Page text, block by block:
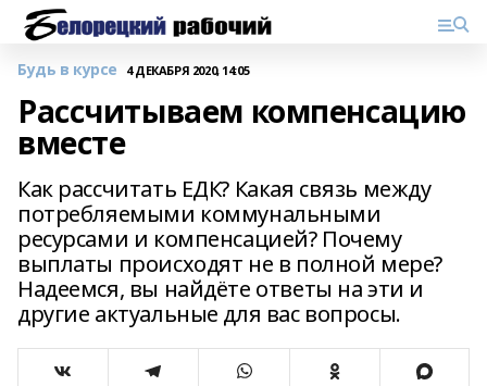
Будь в курсе 4 ДЕКАБРЯ 2020, 14:05
Рассчитываем компенсацию
вместе
Как рассчитать ЕДК? Какая связь между
потребляемыми коммунальными
ресурсами и компенсацией? Почему
выплаты происходят не в полной мере?
Надеемся, вы найдёте ответы на эти и
другие актуальные для вас вопросы.